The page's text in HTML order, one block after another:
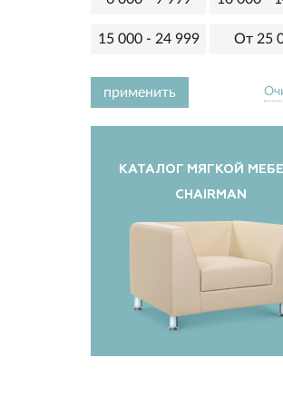
Полиэстер
Ткань велюр с рисунком
15 000 - 24 999 От 25
применить
КАТАЛОГ МЯГКОЙ
CHAIRMAN